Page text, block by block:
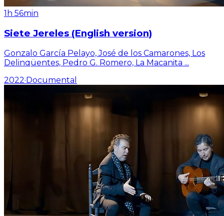
1h 56min
Siete Jereles (English version)
Gonzalo García Pelayo, José de los Camarones, Los
Delinqüentes, Pedro G. Romero, La Macanita ...
2022·Documental